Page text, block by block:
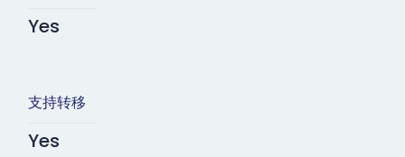
Yes
支持转移
Yes